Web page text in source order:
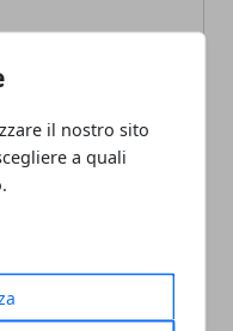
il nostro sito
a quali